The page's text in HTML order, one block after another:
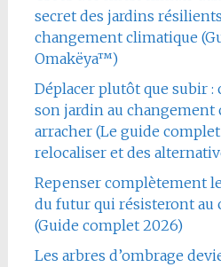
secret des jardins
changement climatique
Omakëya™)
Déplacer plutôt que subir :
son jardin au changement
arracher (Le guide
relocaliser et des
Repenser complètement
du futur qui résisteront au
(Guide complet 2026)
Les arbres d’ombrage